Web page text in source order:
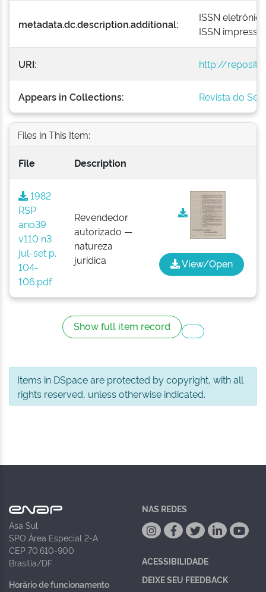
metadata.dc.description.additional:
ISSN
ISSN
URI: http://
Appears in Collections: Revista do
Files in This Item:
File Description
1982
RSP
ano39
v110 n3
jul-set p.
104-
106.pdf
Revendedor
autorizado —
natureza
jurídica
View/Open
Show full item record
Items in DSpace are protected by copyright, with all
rights reserved, unless otherwise indicated.
Asa Sul
SPO Área Especial 2-A
CEP 70.610-900
Brasília/DF
Horário de funcionamento
NAS REDES
ACESSIBILIDADE
DEIXE SEU FEEDBACK